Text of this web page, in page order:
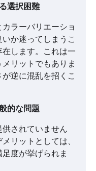
選択困難
ラーバリエーショ
か迷ってしまうこ
します。これは一
リットでもありま
逆に混乱を招くこ
的な問題
されていません
リットとしては、
度が挙げられま